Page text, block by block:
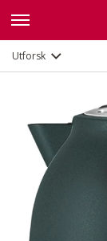
Utforsk